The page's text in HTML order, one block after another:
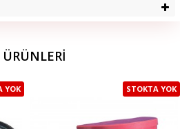
YOK STOKTA YOK